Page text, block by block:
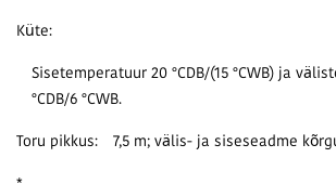
Küte:
Sisetemperatuur 20 °CDB/(15 °CWB) ja
°CDB/6 °CWB.
Toru pikkus: 7,5 m; välis- ja siseseadme